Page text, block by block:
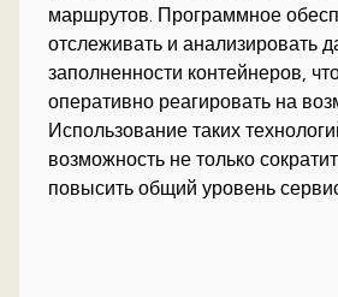
маршрутов. Программное
отслеживать и анализировать
заполненности контейнеров,
оперативно реагировать на
Использование таких
возможность не только
повысить общий уровень